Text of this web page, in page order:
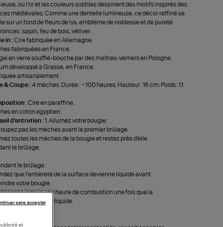
où l’or et les couleurs subtiles dessinent des motifs inspirés des
médiévales. Comme une dentelle lumineuse, ce décor raffiné se
sur un fond de fleurs de lys, emblème de noblesse et de pureté.
: sapin, feu de bois, vétiver.
in :Cire fabriquée en Allemagne.
fabriquées en France.
en verre soufflé-bouche par des maîtres-verriers en Pologne.
développé à Grasse, en France.
artisanalement.
& Coupe :4 mèches. Durée : ~ 100 heures. Hauteur : 16 cm. Poids : 1.1
:Cire en paraffine.
en coton égyptien.
d'entretien :1. Allumez votre bougie :
pas les mèches avant le premier brûlage.
toutes les mèches de la bougie et restez près d'elle
le brûlage.
le brûlage :
que l’entièreté de la surface devienne liquide avant
votre bougie.
jamais une heure de combustion une fois que la
de la surface est liquide.
et
sans accepter